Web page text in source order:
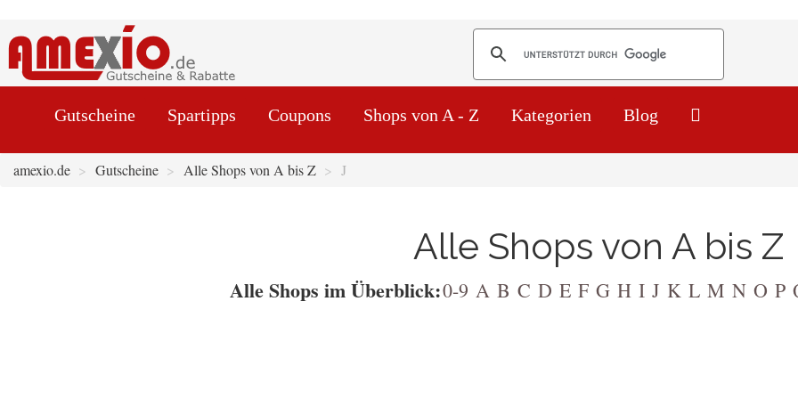
Gutscheine Spartipps Coupons Shops von A - Z Kategorien Blog
amexio.de Gutscheine Alle Shops von A bis Z J
Alle Shops von A bis Z
Alle Shops im Überblick:0-9 A B C D E F G H I J K L M N O P